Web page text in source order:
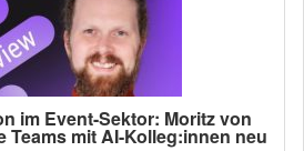
im Event-Sektor: Moritz von
Teams mit AI-Kolleg:innen neu